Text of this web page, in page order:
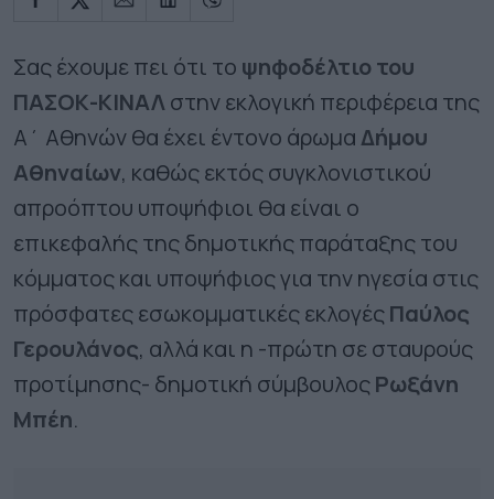
Σας έχουμε πει ότι το ψηφοδέλτιο του
ΠΑΣΟΚ-ΚΙΝΑΛστην εκλογική περιφέρεια της
Α΄ Αθηνών θα έχει έντονο άρωμαΔήμου
Αθηναίων, καθώς εκτός συγκλονιστικού
απροόπτου υποψήφιοι θα είναι ο
επικεφαλής της δημοτικής παράταξης του
κόμματος και υποψήφιος για την ηγεσία στις
πρόσφατες εσωκομματικές εκλογέςΠαύλος
Γερουλάνος, αλλά και η -πρώτη σε σταυρούς
προτίμησης- δημοτική σύμβουλοςΡωξάνη
Μπέη.